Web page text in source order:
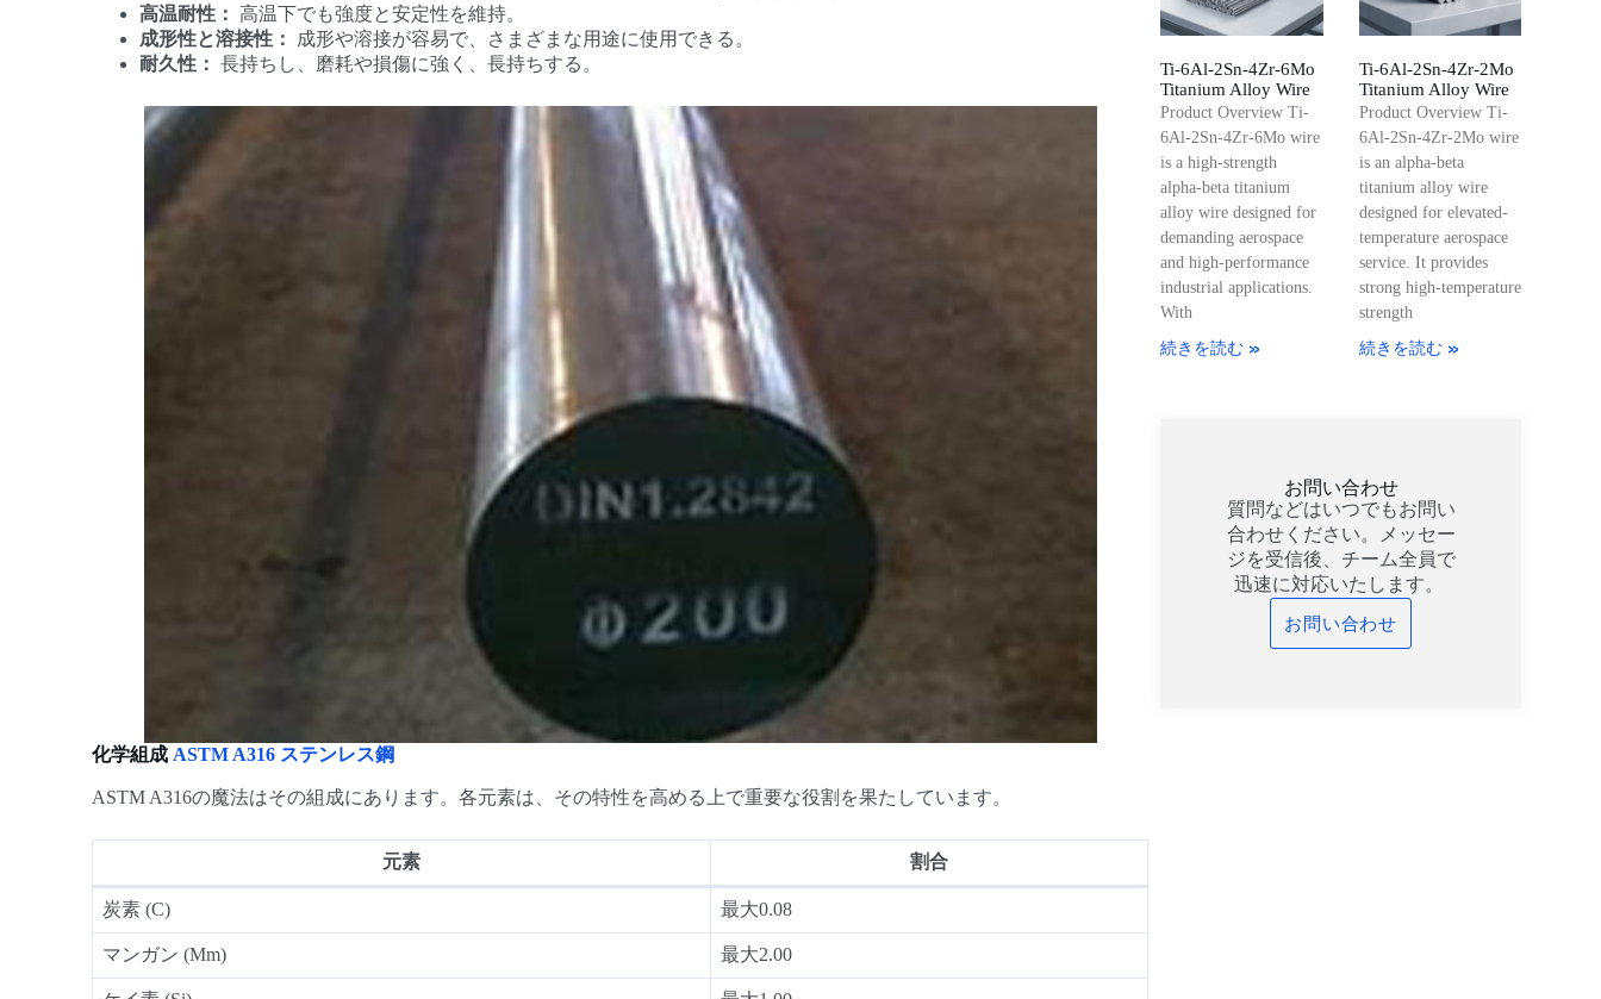
高温耐性： 高温下でも強度と安定性を維持。
成形性と溶接性：
成形や溶接が容易で、さまざまな用途に使用できる。
耐久性： 長持ちし、磨耗や損傷に強く、長持ちする。
化学組成 ASTM A316 ステンレス鋼
ASTM A316の魔法はその組成にあります。各元素は、その特性を高める上で重要な役割を果たしています。
元素 割合
炭素 (C) 最大0.08
マンガン (Mm) 最大2.00
Ti-6Al-2Sn-4Zr-6Mo
Titanium Alloy Wire
Product Overview Ti-
6Al-2Sn-4Zr-6Mo wire
is a high-strength
alpha-beta titanium
alloy wire designed for
demanding aerospace
and high-performance
industrial applications.
With
続きを読む »
Ti-6Al-2Sn-4Zr-2Mo
Titanium Alloy Wire
Product Overview Ti-
6Al-2Sn-4Zr-2Mo wire
is an alpha-beta
titanium alloy wire
designed for elevated-
temperature aerospace
service. It provides
strong high-temperature
strength
続きを読む »
お問い合わせ
質問などはいつでもお問い
合わせください。メッセー
ジを受信後、チーム全員で
迅速に対応いたします。
お問い合わせ